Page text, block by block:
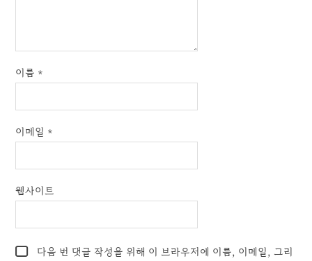
이름 *
이메일 *
웹사이트
다음 번 댓글 작성을 위해 이 브라우저에 이름, 이메일, 그리